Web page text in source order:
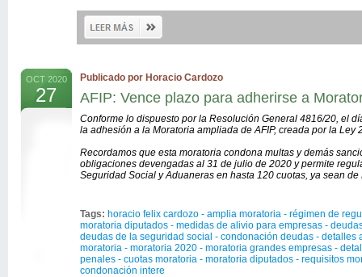
OCT 2020
27
Publicado por Horacio Cardozo
AFIP: Vence plazo para adherirse a
Conforme lo dispuesto por la Resolución General 4816/20, el
la adhesión a la Moratoria ampliada de AFIP, creada por la Ley
Recordamos que esta moratoria condona multas y demás
obligaciones devengadas al 31 de julio de 2020 y permite
Seguridad Social y Aduaneras en hasta 120 cuotas, ya sean
Tags: horacio felix cardozo - amplia moratoria - régimen de
moratoria diputados - medidas de alivio para empresas -
deudas de la seguridad social - condonación deudas - detalles
moratoria - moratoria 2020 - moratoria grandes empresas -
penales - cuotas moratoria - moratoria diputados - requisitos
condonación intere